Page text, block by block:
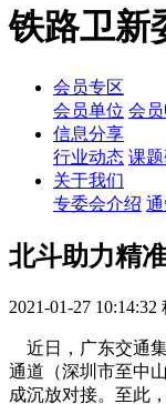
铁路卫新
会员专区
会员单位 会
信息分享
行业动态 课
关于我们
专委会介绍
北斗助力精
2021-01-27 10:14:32
近日，广东交通
通道（深圳市至中
成沉放对接。至此